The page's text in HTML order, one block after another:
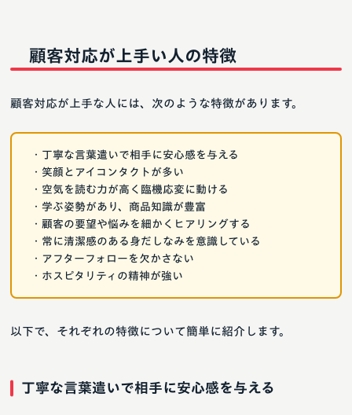
顧客対応が上手い人の特徴
顧客対応が上手な人には、次のような特徴があります。
・丁寧な言葉遣いで相手に安心感を与える
・笑顔とアイコンタクトが多い
・空気を読む力が高く臨機応変に動ける
・学ぶ姿勢があり、商品知識が豊富
・顧客の要望や悩みを細かくヒアリングする
・常に清潔感のある身だしなみを意識している
・アフターフォローを欠かさない
・ホスピタリティの精神が強い
以下で、それぞれの特徴について簡単に紹介します。
丁寧な言葉遣いで相手に安心感を与える